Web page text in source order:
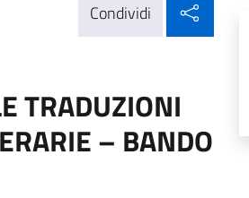
Condividi
TRADUZIONI
– BANDO